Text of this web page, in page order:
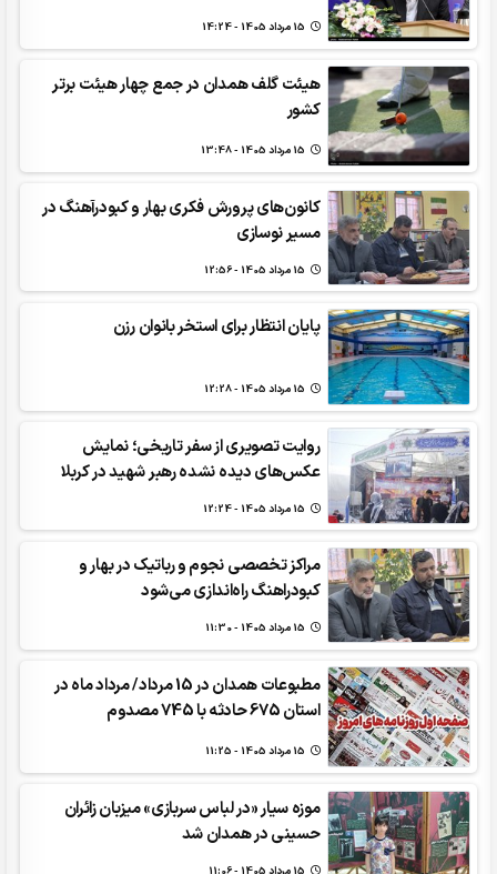
هیئت گلف همدان در جمع چهار هیئت برتر
کشور
کانون‌های پرورش فکری بهار و کبودرآهنگ در
مسیر نوسازی
پایان انتظار برای استخر بانوان رزن
روایت تصویری از سفر تاریخی؛ نمایش
عکس‌های دیده نشده رهبر شهید در کربلا
مراکز تخصصی نجوم و رباتیک در بهار و
کبودراهنگ راه‌اندازی می‌شود
مطبوعات همدان در 15 مرداد/ مرداد ماه در
استان 675 حادثه با 745 مصدوم
موزه سیار «در لباس سربازی» میزبان زائران
حسینی در همدان شد